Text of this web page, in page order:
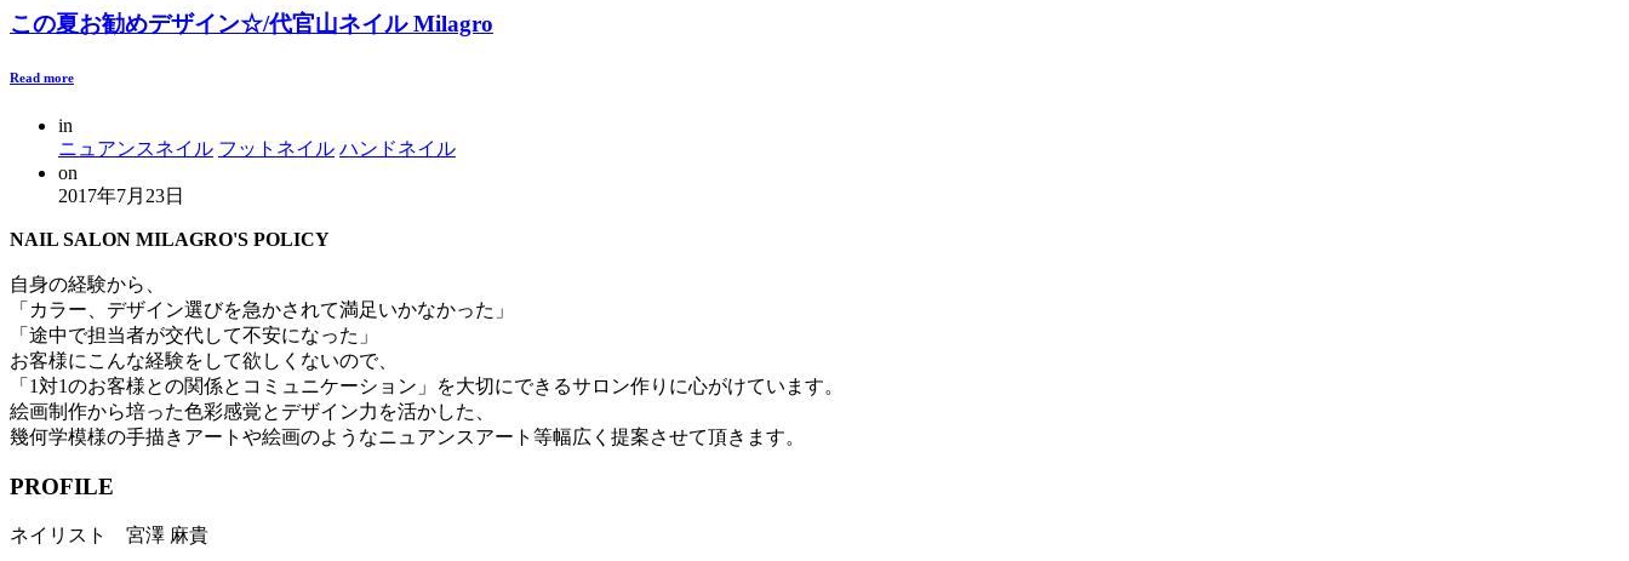
この夏お勧めデザイン☆/代官山ネイル Milagro
Read more
in
ニュアンスネイル フットネイル ハンドネイル
on
2017年7月23日
NAIL SALON MILAGRO'S POLICY
自身の経験から、
「カラー、デザイン選びを急かされて満足いかなかった」
「途中で担当者が交代して不安になった」
お客様にこんな経験をして欲しくないので、
「1対1のお客様との関係とコミュニケーション」を大切にできるサロン作りに心がけています。
絵画制作から培った色彩感覚とデザイン力を活かした、
幾何学模様の手描きアートや絵画のようなニュアンスアート等幅広く提案させて頂きます。
PROFILE
ネイリスト 宮澤 麻貴